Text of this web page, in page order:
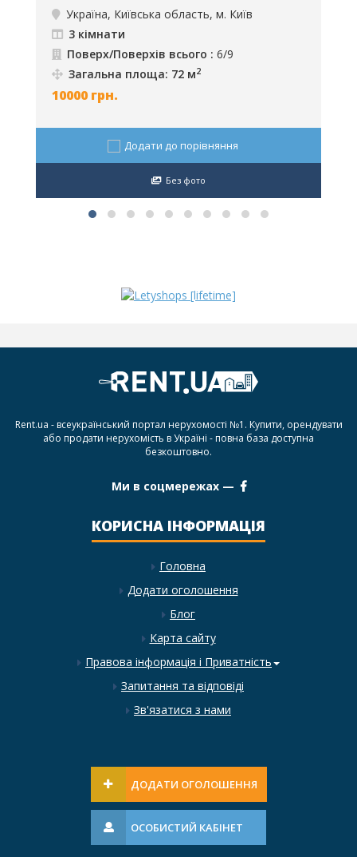
Україна, Київська область, м. Київ
3 кімнати
Поверх/Поверхів всього : 6/9
Загальна площа: 72 м2
10000 грн.
Додати до порівняння
Без фото
Rent.ua - всеукраїнський портал нерухомості №1. Купити, орендувати
або продати нерухомість в Україні - повна база доступна
безкоштовно.
Ми в соцмережах —
КОРИСНА ІНФОРМАЦІЯ
Головна
Додати оголошення
Блог
Карта сайту
Правова інформація і Приватність
Запитання та відповіді
Зв'язатися з нами
ДОДАТИ ОГОЛОШЕННЯ
ОСОБИСТИЙ КАБІНЕТ